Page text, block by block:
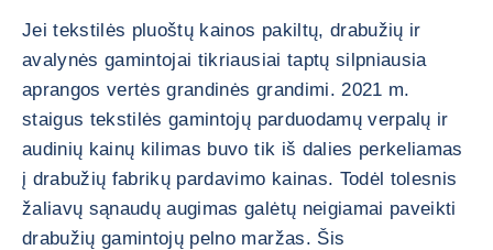
Jei tekstilės pluoštų kainos pakiltų, drabužių ir
avalynės gamintojai tikriausiai taptų silpniausia
aprangos vertės grandinės grandimi. 2021 m.
staigus tekstilės gamintojų parduodamų verpalų ir
audinių kainų kilimas buvo tik iš dalies perkeliamas
į drabužių fabrikų pardavimo kainas. Todėl tolesnis
žaliavų sąnaudų augimas galėtų neigiamai paveikti
drabužių gamintojų pelno maržas. Šis